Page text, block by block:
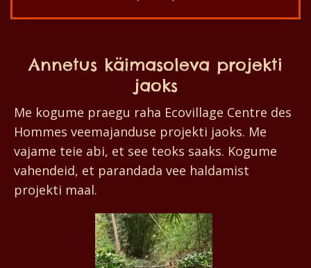
Annetus käimasoleva projekti
jaoks
Me kogume praegu raha Ecovillage Centre des
Hommes veemajanduse projekti jaoks. Me
vajame teie abi, et see teoks saaks. Kogume
vahendeid, et parandada vee haldamist
projekti maal.